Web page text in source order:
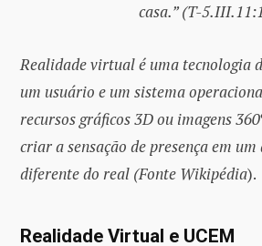
casa.” (T-
Realidade virtual é uma tecnologia
um usuário e um sistema
recursos gráficos 3D ou imagens
criar a sensação de presença em
diferente do real (Fonte Wikipédia).
Realidade Virtual e UCEM